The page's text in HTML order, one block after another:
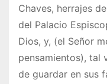
Chaves, herrajes
del Palacio
Dios, y, (el Señor
pensamientos), tal
de guardar en sus